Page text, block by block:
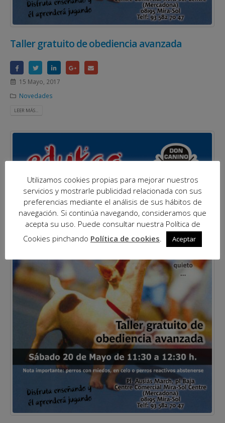
Taller gratuito de obediencia avanzada
15 Mayo, 2017
Novedades
LEER MÁS...
Utilizamos cookies propias para mejorar nuestros
servicios y mostrarle publicidad relacionada con sus
preferencias mediante el análisis de sus hábitos de
navegación. Si continúa navegando, consideramos que
acepta su uso. Puede consultar nuestra Política de
Cookies pinchando Política de cookies Aceptar